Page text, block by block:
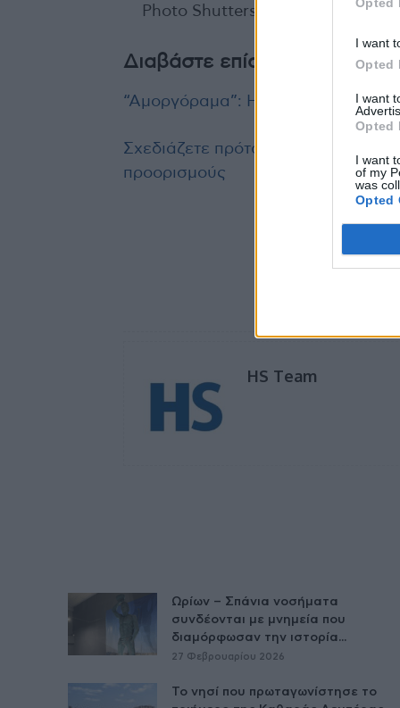
I want
Opted
I want
Opted
I want
of my
was
Opted
Photo Shutterstock
Διαβάστε επίσης
“Αμοργόραμα”: Η πρωτοβουλία των
Σχεδιάζετε πρόταση γάμου;
προορισμούς
HS Team
Ωρίων – Σπάνια νοσήματα
συνδέονται με μνημεία που
διαμόρφωσαν την ιστορία...
27 Φεβρουαρίου 2026
Το νησί που πρωταγωνίστησε το